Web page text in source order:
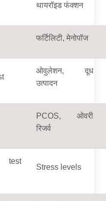
थायरॉइड फंक्शन
फर्टिलिटी, मेनोपॉज
ओवुलेशन, दूध
उत्पादन
PCOS, ओवरी
रिजर्व
Stress levels